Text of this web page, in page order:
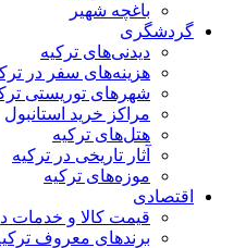
باغچه شهیر
گردشگری
دیدنی‌های ترکیه
هزینه‌های سفر در
شهرهای توریستی
مراکز خرید استانبول
هتل‌های ترکیه
آثار تاریخی در ترکیه
موزه‌های ترکیه
اقتصادی
قیمت کالا و خدمات
برندهای معروف